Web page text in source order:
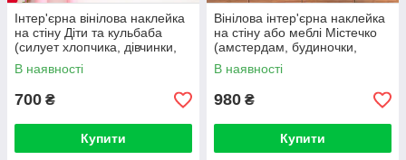
Інтер'єрна вінілова наклейка
на стіну Діти та кульбаба
(силует хлопчика, дівчинки,
любов, романтика)
В наявності
700 ₴
Купити
Вінілова інтер'єрна наклейка
на стіну або меблі Містечко
(амстердам, будиночки,
повітряні кулі, літак, хмари)
В наявності
980 ₴
Купити